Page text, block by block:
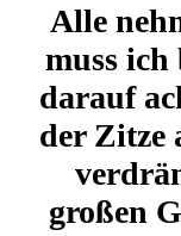
Alle
muss
darauf
der Zitze
großen